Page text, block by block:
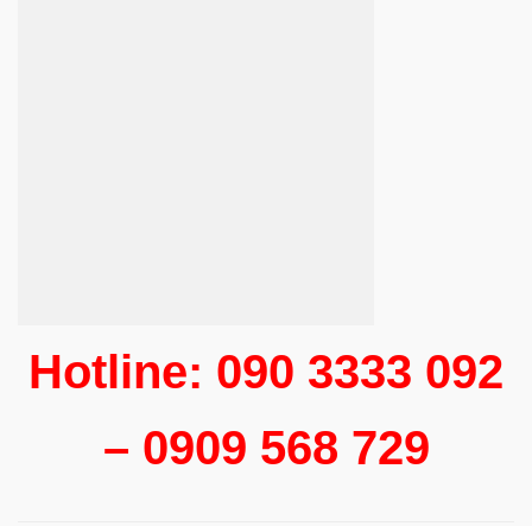
Hotline: 090 3333 092
– 0909 568 729